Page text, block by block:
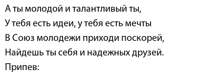
А ты молодой и талантливый ты,
У тебя есть идеи, у тебя есть мечты
В Союз молодежи приходи поскорей,
Найдешь ты себя и надежных друзей.
Припев: